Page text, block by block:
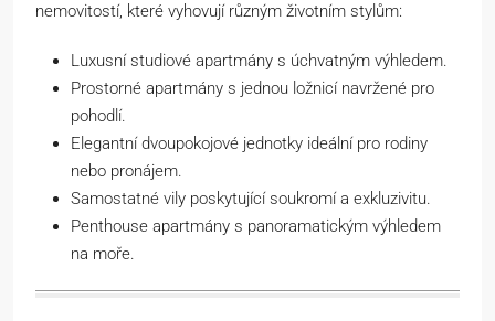
nemovitostí, které vyhovují různým životním stylům:
Luxusní studiové apartmány s úchvatným výhledem.
Prostorné apartmány s jednou ložnicí navržené pro
pohodlí.
Elegantní dvoupokojové jednotky ideální pro rodiny
nebo pronájem.
Samostatné vily poskytující soukromí a exkluzivitu.
Penthouse apartmány s panoramatickým výhledem
na moře.